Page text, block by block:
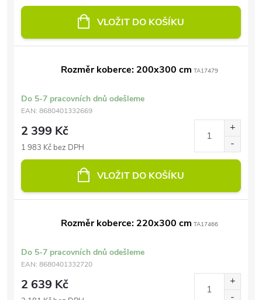
VLOŽIT DO KOŠÍKU
Rozměr koberce: 200x300 cm TA17479
Do 5-7 pracovních dnů odešleme
EAN: 8680401332669
2 399 Kč
1 983 Kč bez DPH
VLOŽIT DO KOŠÍKU
Rozměr koberce: 220x300 cm TA17466
Do 5-7 pracovních dnů odešleme
EAN: 8680401332720
2 639 Kč